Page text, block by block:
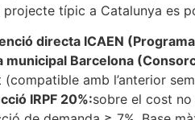
projecte típic a Catalunya es
directa ICAEN
municipal Barcelona
(compatible amb l’anterior
IRPF 20%:sobre el cost